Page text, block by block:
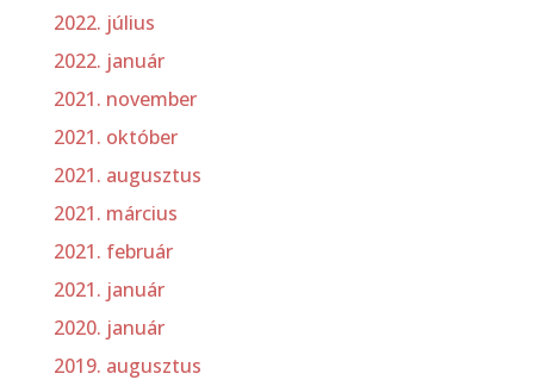
2022. július
2022. január
2021. november
2021. október
2021. augusztus
2021. március
2021. február
2021. január
2020. január
2019. augusztus